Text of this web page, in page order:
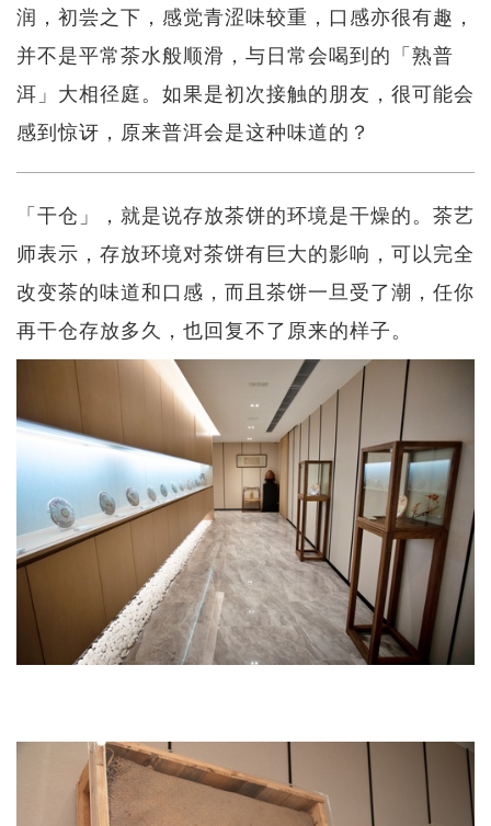
润，初尝之下，感觉青涩味较重，口感亦很有趣，
并不是平常茶水般顺滑，与日常会喝到的「熟普
洱」大相径庭。如果是初次接触的朋友，很可能会
感到惊讶，原来普洱会是这种味道的？
「干仓」，就是说存放茶饼的环境是干燥的。茶艺
师表示，存放环境对茶饼有巨大的影响，可以完全
改变茶的味道和口感，而且茶饼一旦受了潮，任你
再干仓存放多久，也回复不了原来的样子。